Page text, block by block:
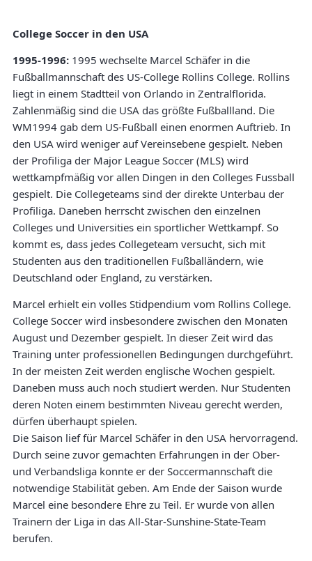
College Soccer in den USA
1995-1996: 1995 wechselte Marcel Schäfer in die
Fußballmannschaft des US-College Rollins College. Rollins
liegt in einem Stadtteil von Orlando in Zentralflorida.
Zahlenmäßig sind die USA das größte Fußballland. Die
WM1994 gab dem US-Fußball einen enormen Auftrieb. In
den USA wird weniger auf Vereinsebene gespielt. Neben
der Profiliga der Major League Soccer (MLS) wird
wettkampfmäßig vor allen Dingen in den Colleges Fussball
gespielt. Die Collegeteams sind der direkte Unterbau der
Profiliga. Daneben herrscht zwischen den einzelnen
Colleges und Universities ein sportlicher Wettkampf. So
kommt es, dass jedes Collegeteam versucht, sich mit
Studenten aus den traditionellen Fußballändern, wie
Deutschland oder England, zu verstärken.
Marcel erhielt ein volles Stidpendium vom Rollins College.
College Soccer wird insbesondere zwischen den Monaten
August und Dezember gespielt. In dieser Zeit wird das
Training unter professionellen Bedingungen durchgeführt.
In der meisten Zeit werden englische Wochen gespielt.
Daneben muss auch noch studiert werden. Nur Studenten
deren Noten einem bestimmten Niveau gerecht werden,
dürfen überhaupt spielen.
Die Saison lief für Marcel Schäfer in den USA hervorragend.
Durch seine zuvor gemachten Erfahrungen in der Ober-
und Verbandsliga konnte er der Soccermannschaft die
notwendige Stabilität geben. Am Ende der Saison wurde
Marcel eine besondere Ehre zu Teil. Er wurde von allen
Trainern der Liga in das All-Star-Sunshine-State-Team
berufen.